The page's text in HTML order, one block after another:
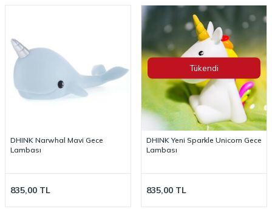
DHINK Narwhal Mavi Gece
Lambası
835,00 TL
Tükendi
DHINK Yeni Sparkle Unicorn Gece
Lambası
835,00 TL